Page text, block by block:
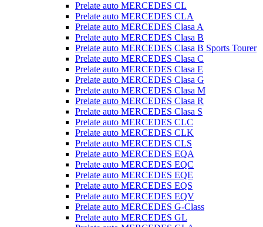
Prelate auto MERCEDES CL
Prelate auto MERCEDES CLA
Prelate auto MERCEDES Clasa A
Prelate auto MERCEDES Clasa B
Prelate auto MERCEDES Clasa B Sports Tourer
Prelate auto MERCEDES Clasa C
Prelate auto MERCEDES Clasa E
Prelate auto MERCEDES Clasa G
Prelate auto MERCEDES Clasa M
Prelate auto MERCEDES Clasa R
Prelate auto MERCEDES Clasa S
Prelate auto MERCEDES CLC
Prelate auto MERCEDES CLK
Prelate auto MERCEDES CLS
Prelate auto MERCEDES EQA
Prelate auto MERCEDES EQC
Prelate auto MERCEDES EQE
Prelate auto MERCEDES EQS
Prelate auto MERCEDES EQV
Prelate auto MERCEDES G-Class
Prelate auto MERCEDES GL